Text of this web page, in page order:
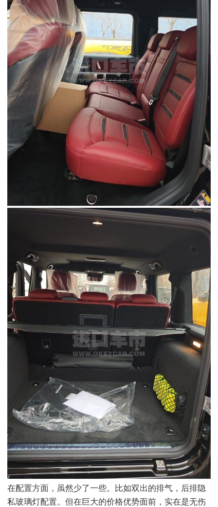
在配置方面，虽然少了一些。比如双出的排气，后排隐
私玻璃灯配置。但在巨大的价格优势面前，实在是无伤